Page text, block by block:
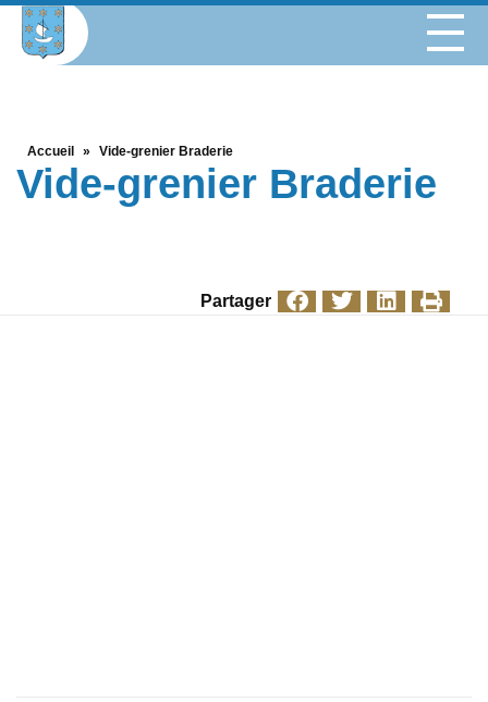
Accueil » Vide-grenier Braderie
Vide-grenier Braderie
Partager